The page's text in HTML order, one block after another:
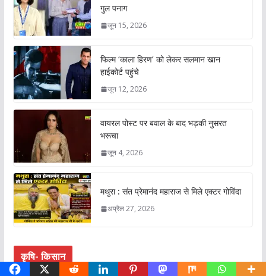
गुल पनाग
जून 15, 2026
फिल्म ‘काला हिरण’ को लेकर सलमान खान
हाईकोर्ट पहुंचे
जून 12, 2026
वायरल पोस्ट पर बवाल के बाद भड़की नुसरत
भरूचा
जून 4, 2026
मथुरा : संत प्रेमानंद महाराज से मिले एक्टर गोविंदा
अप्रैल 27, 2026
कृषि- किसान